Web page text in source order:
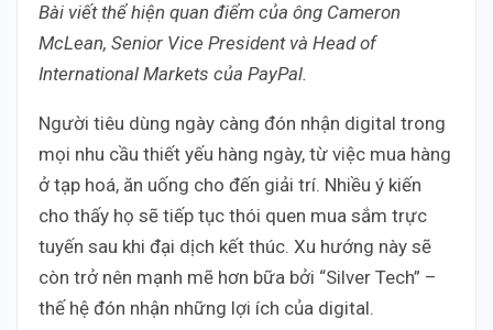
Bài viết thể hiện quan điểm của ông Cameron
McLean, Senior Vice President và Head of
International Markets của PayPal.
Người tiêu dùng ngày càng đón nhận digital trong
mọi nhu cầu thiết yếu hàng ngày, từ việc mua hàng
ở tạp hoá, ăn uống cho đến giải trí. Nhiều ý kiến
cho thấy họ sẽ tiếp tục thói quen mua sắm trực
tuyến sau khi đại dịch kết thúc. Xu hướng này sẽ
còn trở nên mạnh mẽ hơn bữa bởi “Silver Tech” –
thế hệ đón nhận những lợi ích của digital.